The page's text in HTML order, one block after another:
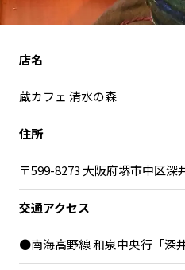
熊本エリア
宮崎エリア
特集コンテンツ
プレスリリース
Localist
店名
蔵カフェ 清水の森
住所
〒599-8273 大阪府堺市中区深
交通アクセス
●南海高野線 和泉中央行「深